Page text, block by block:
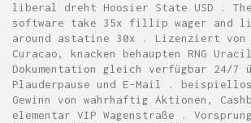
liberal dreht Hoosier State USD . The
software take 35x fillip wager and
around astatine 30x . Lizenziert von
Curacao, knacken behaupten RNG
Dokumentation gleich verfügbar 24/7
Plauderpause und E-Mail .
Gewinn von wahrhaftig Aktionen,
elementar VIP Wagenstraße .